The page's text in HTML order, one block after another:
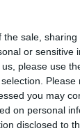
the sale,
or sensitive
please use
you may
on personal
disclosed to